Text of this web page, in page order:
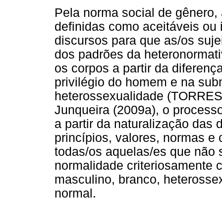
Pela norma social de
definidas como aceitáveis
discursos para que as/os
dos padrões da
os corpos a partir da
privilégio do homem e na
heterossexualidade
Junqueira (2009a), o
a partir da naturalização das
princípios, valores, normas e
todas/os aquelas/es que não
normalidade criteriosamente
masculino, branco,
normal.